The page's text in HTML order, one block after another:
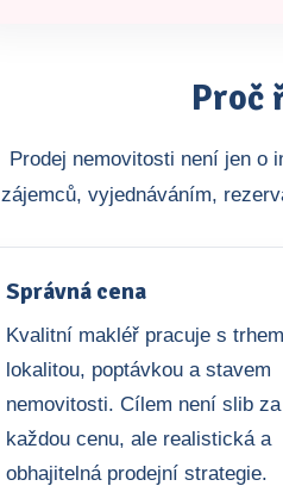
Proč
Prodej nemovitosti není jen o
zájemců, vyjednáváním,
Správná cena
Kvalitní makléř pracuje s
lokalitou, poptávkou a stavem
nemovitosti. Cílem není slib za
každou cenu, ale realistická a
obhajitelná prodejní strategie.